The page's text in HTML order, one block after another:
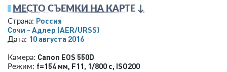
МЕСТО СЪЕМКИ НА КАРТЕ ↓
Страна: Россия
Сочи - Адлер (AER/URSS)
Дата: 10 августа 2016
Камера: Canon EOS 550D
Режим: f=154 мм, F11, 1/800 с, ISO200